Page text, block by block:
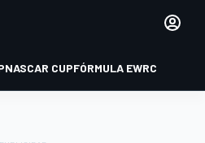
NASCAR CUPFÓRMULA EWRC